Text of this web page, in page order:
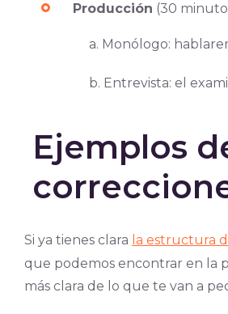
Producción (30
a. Monólogo:
b. Entrevista: el
Ejemplos
Si ya tienes clara la estructura
que podemos encontrar en la
más clara de lo que te van a